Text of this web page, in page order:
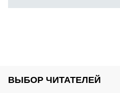
ВЫБОР ЧИТАТЕЛЕЙ